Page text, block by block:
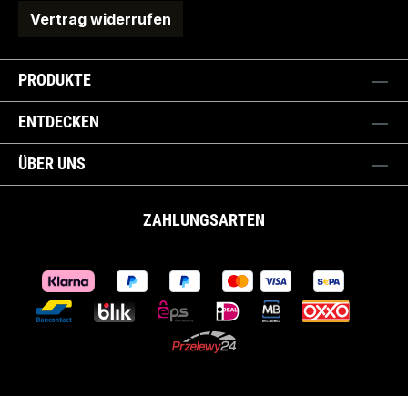
Vertrag widerrufen
PRODUKTE
ENTDECKEN
ÜBER UNS
ZAHLUNGSARTEN